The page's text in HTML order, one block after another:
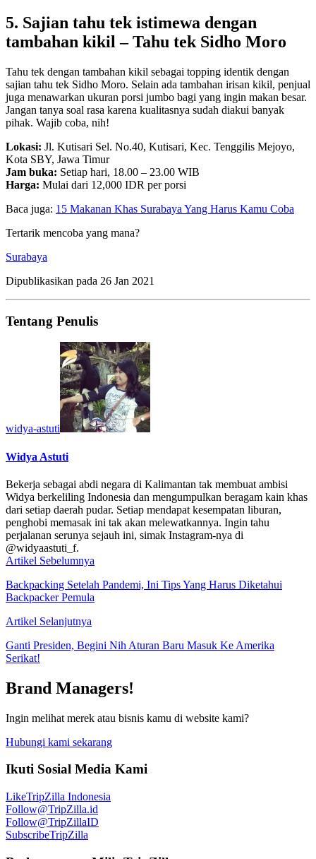
5. Sajian tahu tek istimewa dengan
tambahan kikil – Tahu tek Sidho Moro
Tahu tek dengan tambahan kikil sebagai topping identik dengan
sajian tahu tek Sidho Moro. Selain ada tambahan irisan kikil, penjual
juga menawarkan ukuran porsi jumbo bagi yang ingin makan besar.
Jangan tanya soal rasa karena kualitasnya sudah diakui banyak
pihak. Wajib coba, nih!
Lokasi: Jl. Kutisari Sel. No.40, Kutisari, Kec. Tenggilis Mejoyo,
Kota SBY, Jawa Timur
Jam buka: Setiap hari, 18.00 – 23.00 WIB
Harga: Mulai dari 12,000 IDR per porsi
Baca juga: 15 Makanan Khas Surabaya Yang Harus Kamu Coba
Tertarik mencoba yang mana?
Surabaya
Dipublikasikan pada 26 Jan 2021
Tentang Penulis
widya-astuti
Widya Astuti
Bekerja sebagai abdi negara di Kalimantan tak membuat ambisi
Widya berkeliling Indonesia dan mengumpulkan beragam kain khas
dari setiap daerah pudar. Setiap mendapat kesempatan liburan,
penghobi memasak ini tak akan melewatkannya. Ingin tahu
perjalanan serunya sejauh ini, simak Instagram-nya di
@widyaastuti_f.
Artikel Sebelumnya
Backpacking Setelah Pandemi, Ini Tips Yang Harus Diketahui
Backpacker Pemula
Artikel Selanjutnya
Ganti Presiden, Begini Nih Aturan Baru Masuk Ke Amerika
Serikat!
Brand Managers!
Ingin melihat merek atau bisnis kamu di website kami?
Hubungi kami sekarang
Ikuti Sosial Media Kami
LikeTripZilla Indonesia
Follow@TripZilla.id
Follow@TripZillaID
SubscribeTripZilla